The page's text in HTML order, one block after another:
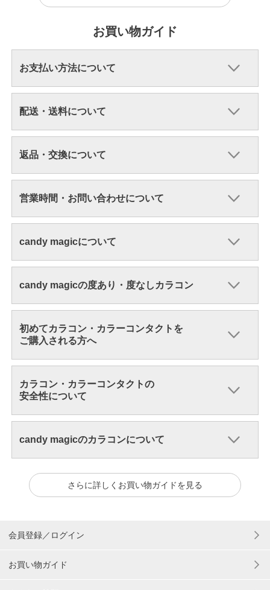
お買い物ガイド
お支払い方法について
配送・送料について
返品・交換について
営業時間・お問い合わせについて
candy magicについて
candy magicの度あり・度なしカラコン
初めてカラコン・カラーコンタクトを
ご購入される方へ
カラコン・カラーコンタクトの
安全性について
candy magicのカラコンについて
さらに詳しくお買い物ガイドを見る
会員登録／ログイン
お買い物ガイド